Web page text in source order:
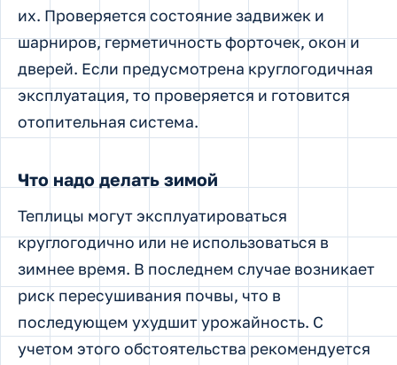
их. Проверяется состояние задвижек и
шарниров, герметичность форточек, окон и
дверей. Если предусмотрена круглогодичная
эксплуатация, то проверяется и готовится
отопительная система.
Что надо делать зимой
Теплицы могут эксплуатироваться
круглогодично или не использоваться в
зимнее время. В последнем случае возникает
риск пересушивания почвы, что в
последующем ухудшит урожайность. С
учетом этого обстоятельства рекомендуется